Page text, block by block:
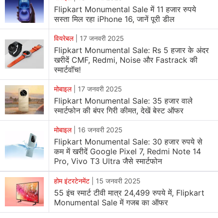
सकता है, जिसके बाद प्रभावी कीमत 13,999 रुपये हो जाएगी।
एक्सचेंज ऑफर में पुराना या मौजूदा फोन देने पर 8,600 रुपये तक
कीमत कम हो सकती है। हालांकि, ऑफर का अधिकतम लाभ एक्सचेंज
में दिए गए फोन की मौजूदा कंडीशन और मॉडल पर निर्भर करता है।
Motorola G45 5G
Motorola G45 5G का 8GB RAM और 128GB स्टोरेज वेरिएंट
11,999 रुपये
में लिस्ट किया गया है। बैंक ऑफर की बात की जाए तो
HDFC Bank क्रेडिट कार्ड से भुगतान पर 10 प्रतिशत डिस्काउंट
(1,500 रुपये तक) मिल सकता है, जिसके बाद प्रभावी कीमत
10,799 रुपये हो जाएगी। Motorola G45 5G में 50 मेगापिक्सल
प्राइमरी कैमरा, 5000mAh की बैटरी और Snapdragon 6s
Gen 3 प्रोसेसर दिया गया है।
Oppo K12x 5G
Oppo K12x 5Gका 6GB RAM और 128GB स्टोरेज वेरिएंट
Clean User InterfaceFlipkart Monumental Sale में 11 हजार रुपये
सस्ता मिल रहा iPhone 16, जानें पूरी डील
वियरेबल| 17 जनवरी 2025
Flipkart Monumental Sale: Rs 5 हजार के अंदर
खरीदें CMF, Redmi, Noise और Fastrack की
स्मार्टवॉच!
मोबाइल| 17 जनवरी 2025
Flipkart Monumental Sale: 35 हजार वाले
स्मार्टफोन की बंपर गिरी कीमत, देखें बेस्ट ऑफर
मोबाइल| 16 जनवरी 2025
Flipkart Monumental Sale: 30 हजार रुपये से
कम में खरीदें Google Pixel 7, Redmi Note 14
Pro, Vivo T3 Ultra जैसे स्मार्टफोन
होम इंटरटेनमेंट 15 जनवरी 2025
55 इंच स्मार्ट टीवी मात्र 24,499 रुपये में, Flipkart
Monumental Sale में गजब का ऑफर